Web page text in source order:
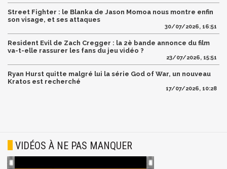
Street Fighter : le Blanka de Jason Momoa nous montre enfin
son visage, et ses attaques
30/07/2026, 16:51
Resident Evil de Zach Cregger : la 2è bande annonce du film
va-t-elle rassurer les fans du jeu vidéo ?
23/07/2026, 15:51
Ryan Hurst quitte malgré lui la série God of War, un nouveau
Kratos est recherché
17/07/2026, 10:28
VIDÉOS À NE PAS MANQUER